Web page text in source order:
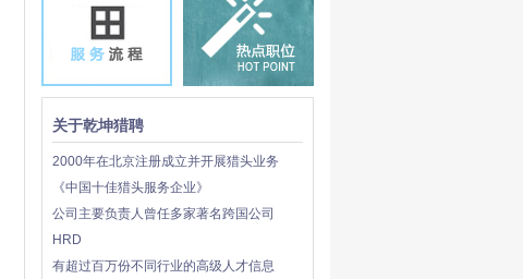
关于乾坤猎聘
2000年在北京注册成立并开展猎头业务
《中国十佳猎头服务企业》
公司主要负责人曾任多家著名跨国公司
HRD
有超过百万份不同行业的高级人才信息